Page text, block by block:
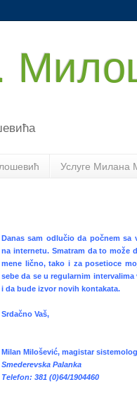
Услуге Милана
Danas sam odlučio da počnem sa
na internetu. Smatram da to može
mene lično, tako i za posetioce
sebe da se u regularnim
i da bude izvor novih kontakata.
Srdačno Vaš,
Milan Milošević, magistar
Smederevska Palanka
Telefon: 381 (0)64/1904460